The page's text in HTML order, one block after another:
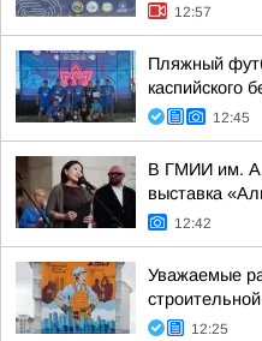
12:57
Пляжный
каспийского
12:45
В ГМИИ им.
выставка
12:42
Уважаемые
12:25